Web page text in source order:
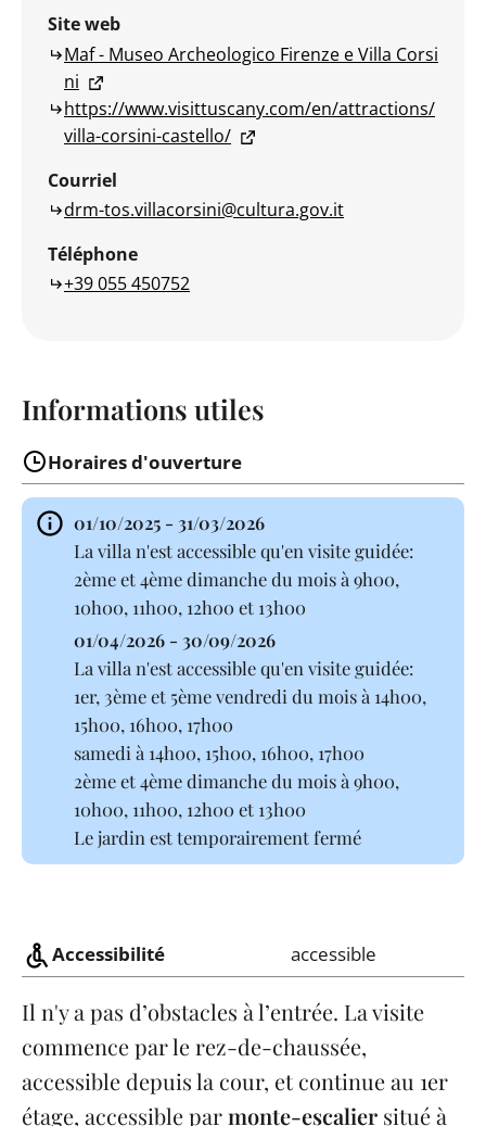
Site web
Maf - Museo Archeologico Firenze e Villa Corsi
ni
https://www.visittuscany.com/en/attractions/
villa-corsini-castello/
Courriel
drm-tos.villacorsini@cultura.gov.it
Téléphone
+39 055 450752
Informations utiles
Horaires d'ouverture
01/10/2025 - 31/03/2026
La villa n'est accessible qu'en visite guidée:
2ème et 4ème dimanche du mois à 9h00,
10h00, 11h00, 12h00 et 13h00
01/04/2026 - 30/09/2026
La villa n'est accessible qu'en visite guidée:
1er, 3ème et 5ème vendredi du mois à 14h00,
15h00, 16h00, 17h00
samedi à 14h00, 15h00, 16h00, 17h00
2ème et 4ème dimanche du mois à 9h00,
10h00, 11h00, 12h00 et 13h00
Le jardin est temporairement fermé
Accessibilité accessible
Il n'y a pas d’obstacles à l’entrée. La visite
commence par le rez-de-chaussée,
accessible depuis la cour, et continue au 1er
étage, accessible parmonte-escalier situé à